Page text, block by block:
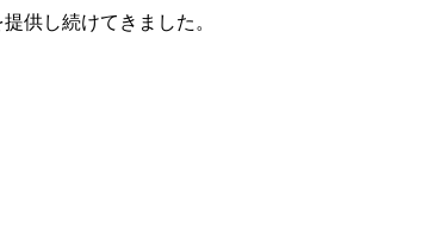
供し続けてきました。